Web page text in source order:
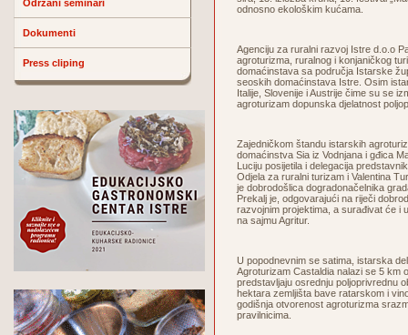
Održani seminari
Dokumenti
Press cliping
odnosno ekološkim kućama.
Agenciju za ruralni razvoj Istre d.o.o
agroturizma, ruralnog i konjaničkog
domaćinstava sa područja Istarske
seoskih domaćinstava Istre. Osim
Italije, Slovenije i Austrije čime su se
agroturizam dopunska djelatnost
Zajedničkom štandu istarskih
domaćinstva Sia iz Vodnjana i gđica
Luciju posijetila i delegacija
Odjela za ruralni turizam i Valentina
je dobrodošlica dogradonačelnika
Prekalj je, odgovarajući na riječi
razvojnim projektima, a surađivat će i
na sajmu Agritur.
U popodnevnim se satima, istarska
Agroturizam Castaldia nalazi se 5 km
predstavljaju osrednju poljoprivrednu
hektara zemljišta bave ratarskom i
godišnja otvorenost agroturizma
pravilnicima.